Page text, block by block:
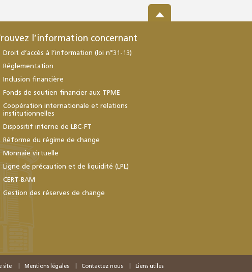
l’information concernant
Droit d’accès à l’information (loi n°31-13)
Réglementation
Inclusion financière
Fonds de soutien financier aux TPME
Coopération internationale et relations
institutionnelles
Dispositif interne de LBC-FT
Réforme du régime de change
Monnaie virtuelle
Ligne de précaution et de liquidité (LPL)
CERT-BAM
Gestion des réserves de change
site Mentions légales Contactez nous Liens utiles